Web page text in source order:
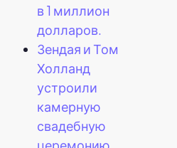
в 1 миллион
долларов.
Зендая и Том
Холланд
устроили
камерную
свадебную
церемонию